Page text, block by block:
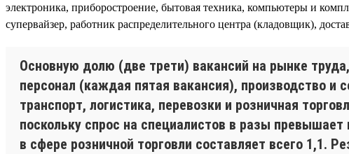
электроника, приборостроение, бытовая техника, компьютеры и
супервайзер, работник распределительного центра (кладовщик),
Основную долю (две трети) вакансий на рынке
персонал (каждая пятая вакансия), производство
транспорт, логистика, перевозки и розничная
поскольку спрос на специалистов в разы
в сфере розничной торговли составляет всего 1,1.